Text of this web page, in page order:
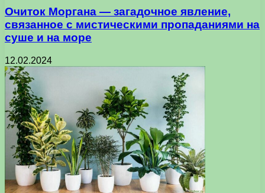
Очиток Моргана — загадочное явление,
связанное с мистическими пропаданиями на
суше и на море
12.02.2024